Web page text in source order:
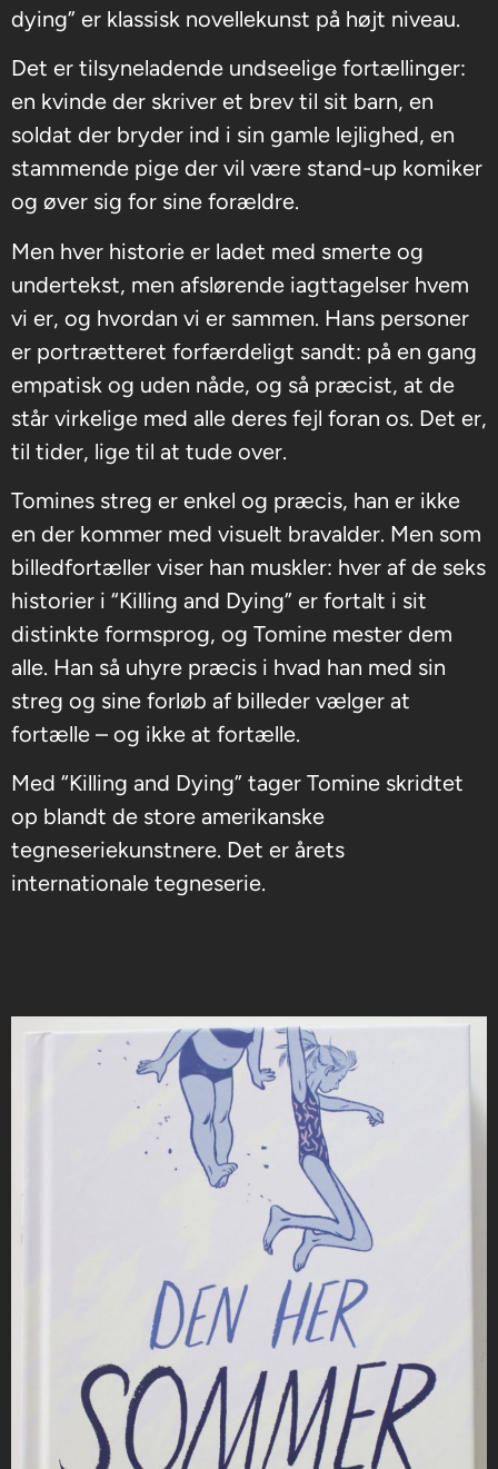
dying” er klassisk novellekunst på højt niveau.
Det er tilsyneladende undseelige fortællinger:
en kvinde der skriver et brev til sit barn, en
soldat der bryder ind i sin gamle lejlighed, en
stammende pige der vil være stand-up komiker
og øver sig for sine forældre.
Men hver historie er ladet med smerte og
undertekst, men afslørende iagttagelser hvem
vi er, og hvordan vi er sammen. Hans personer
er portrætteret forfærdeligt sandt: på en gang
empatisk og uden nåde, og så præcist, at de
står virkelige med alle deres fejl foran os. Det er,
til tider, lige til at tude over.
Tomines streg er enkel og præcis, han er ikke
en der kommer med visuelt bravalder. Men som
billedfortæller viser han muskler: hver af de seks
historier i “Killing and Dying” er fortalt i sit
distinkte formsprog, og Tomine mester dem
alle. Han så uhyre præcis i hvad han med sin
streg og sine forløb af billeder vælger at
fortælle – og ikke at fortælle.
Med “Killing and Dying” tager Tomine skridtet
op blandt de store amerikanske
tegneseriekunstnere. Det er årets
internationale tegneserie.